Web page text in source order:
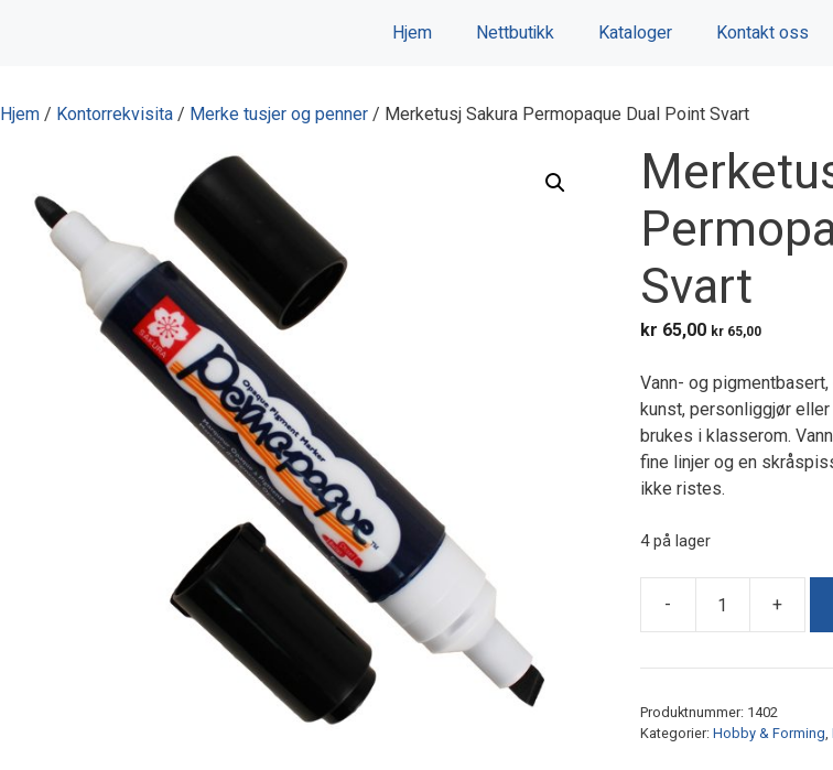
Hjem Nettbutikk Kataloger Kontakt oss
Hjem / Kontorrekvisita / Merke tusjer og penner / Merketusj Sakura Permopaque Dual Point Svart
Svart
kr 65,00 kr65,00
Vann- og
kunst, personliggjør
brukes i klasserom.
fine linjer og en
ikke ristes.
4 på lager
-
Permopaque
Point
Svart
+
Produktnummer: 1402
Kategorier: Hobby & Forming,